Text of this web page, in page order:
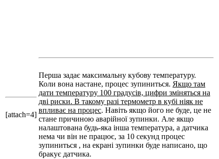
[attach=4]
Перша задає максимальну кубову температуру.
Коли вона настане, процес зупиниться. Якщо там
дати температуру 100 градусів, цифри зміняться на
дві риски. В такому разі термометр в кубі ніяк не
впливає на процес. Навіть якщо його не буде, це не
стане причиною аварійної зупинки. Але якщо
налаштована будь-яка інша температура, а датчика
нема чи він не працює, за 10 секунд процес
зупиниться , на екрані зупинки буде написано, що
бракує датчика.